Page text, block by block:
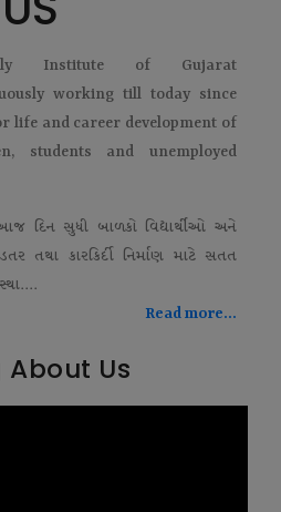
Institute of Gujarat
working till today since
life and career development of
students and unemployed
દિન સુધી બાળકો વિદ્યાર્થીઓ અને
તથા કારકિર્દી નિર્માણ માટે સતત
Read more...
About Us